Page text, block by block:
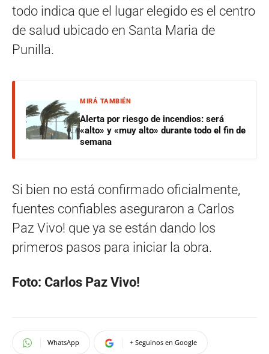
todo indica que el lugar elegido es el centro
de salud ubicado en Santa Maria de
Punilla.
MIRÁ TAMBIÉN
Alerta por riesgo de incendios: será
«alto» y «muy alto» durante todo el fin de
semana
Si bien no está confirmado oficialmente,
fuentes confiables aseguraron a Carlos
Paz Vivo! que ya se están dando los
primeros pasos para iniciar la obra.
Foto: Carlos Paz Vivo!
WhatsApp + Seguinos en Google